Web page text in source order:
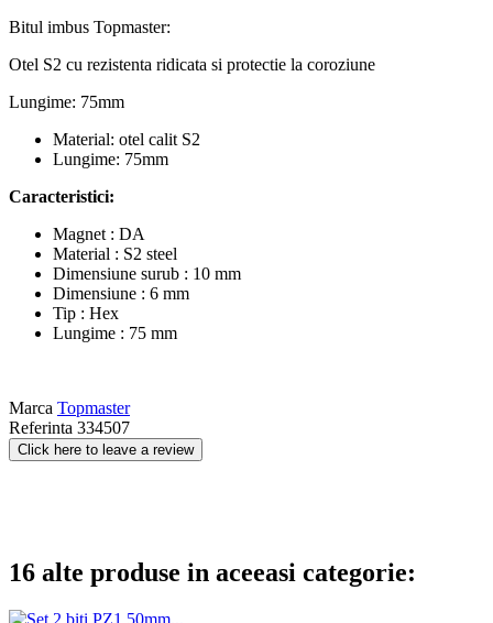
Bitul imbus Topmaster:
Otel S2 cu rezistenta ridicata si protectie la coroziune
Lungime: 75mm
Material: otel calit S2
Lungime: 75mm
Caracteristici:
Magnet : DA
Material : S2 steel
Dimensiune surub : 10 mm
Dimensiune : 6 mm
Tip : Hex
Lungime : 75 mm
Marca Topmaster
Referinta 334507
Click here to leave a review
16 alte produse in aceeasi categorie: